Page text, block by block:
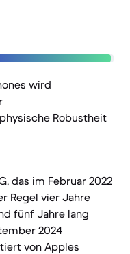
wird
Robustheit
das im Februar 2022
Regel vier Jahre
fünf Jahre lang
2024
von Apples